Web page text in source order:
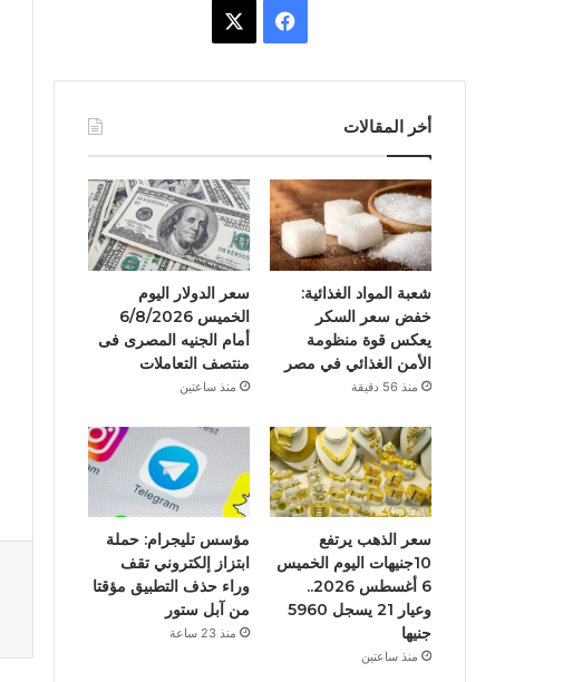
ب
و
ك
أخر المقالات
شعبة المواد الغذائية:
خفض سعر السكر
يعكس قوة منظومة
الأمن الغذائي في مصر
منذ 56 دقيقة
سعر الدولار اليوم
الخميس 6/8/2026
أمام الجنيه المصرى فى
منتصف التعاملات
منذ ساعتين
سعر الذهب يرتفع
10جنيهات اليوم الخميس
6 أغسطس 2026..
وعيار 21 يسجل 5960
جنيها
منذ ساعتين
مؤسس تليجرام: حملة
ابتزاز إلكتروني تقف
وراء حذف التطبيق مؤقتا
من آبل ستور
منذ 23 ساعة